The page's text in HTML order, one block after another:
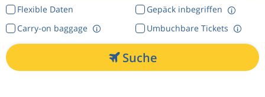
Flexible Daten
Gepäck inbegriffen
Umbuchbare Tickets
Carry-on baggage
Suche